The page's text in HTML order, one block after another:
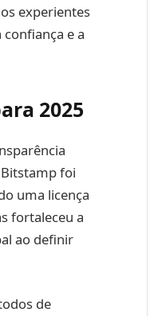
experientes
e a
2025
foi
uma licença
fortaleceu a
ao definir
de